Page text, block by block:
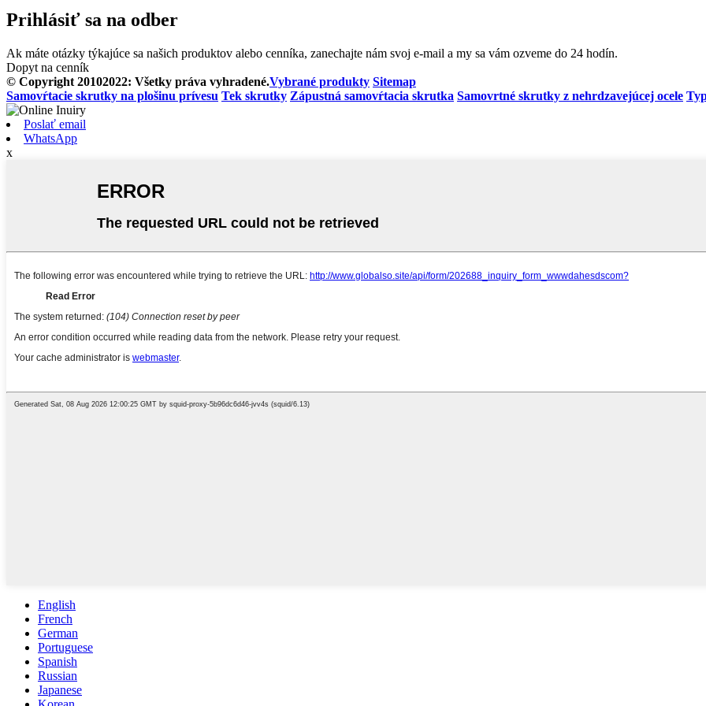
Prihlásiť sa na odber
Ak máte otázky týkajúce sa našich produktov alebo cenníka, zanechajte nám svoj e-mail a my sa vám ozveme do 24 hodín.
Dopyt na cenník
© Copyright 20102022: Všetky práva vyhradené.Vybrané produkty Sitemap
Samovŕtacie skrutky na plošinu prívesu Tek skrutky Zápustná samovŕtacia skrutka Samovrtné skrutky z nehrdzavejúcej ocele
Poslať email
WhatsApp
x
English
French
German
Portuguese
Spanish
Russian
Japanese